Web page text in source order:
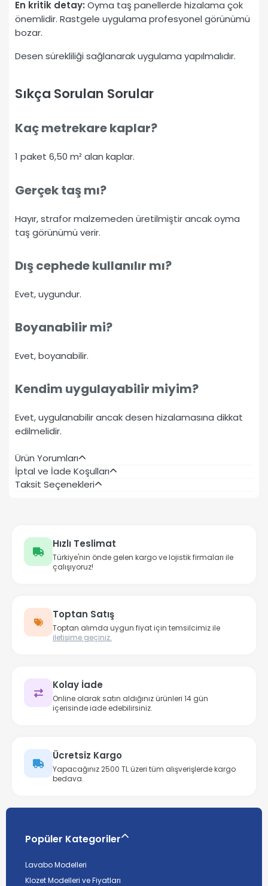
En kritik detay: Oyma taş panellerde hizalama çok
önemlidir. Rastgele uygulama profesyonel görünümü
bozar.
Desen sürekliliği sağlanarak uygulama yapılmalıdır.
Sıkça Sorulan Sorular
Kaç metrekare kaplar?
1 paket 6,50 m² alan kaplar.
Gerçek taş mı?
Hayır, strafor malzemeden üretilmiştir ancak oyma
taş görünümü verir.
Dış cephede kullanılır mı?
Evet, uygundur.
Boyanabilir mi?
Evet, boyanabilir.
Kendim uygulayabilir miyim?
Evet, uygulanabilir ancak desen hizalamasına dikkat
edilmelidir.
Ürün Yorumları
İptal ve İade Koşulları
Taksit Seçenekleri
Hızlı Teslimat
Türkiye'nin önde gelen kargo ve lojistik firmaları ile
çalışıyoruz!
Toptan Satış
Toptan alımda uygun fiyat için temsilcimiz ile
iletişime geçiniz.
Kolay İade
Online olarak satın aldığınız ürünleri 14 gün
içerisinde iade edebilirsiniz.
Ücretsiz Kargo
Yapacağınız 2500 TL üzeri tüm alışverişlerde kargo
bedava.
Popüler Kategoriler
Lavabo Modelleri
Klozet Modelleri ve Fiyatları